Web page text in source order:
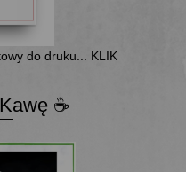
do druku... KLIK
☕